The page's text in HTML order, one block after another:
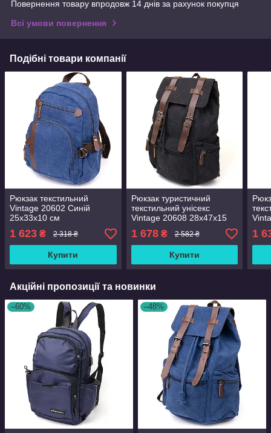
Повернення товару впродовж 14 днів за рахунок покупця
Всі умови повернення
Подібні товари компанії
Рюкзак текстильний
Vintage 20602 Синій
25х33х10 см
1 623 ₴ 2 318 ₴
Купити
Рюкзак туристичний
текстильний унісекс
Vintage 20608 28х47х15
см Чорний
1 678₴ 2 582 ₴
Купити
см
1
Акційні пропозиції та новинки
–60% –48%